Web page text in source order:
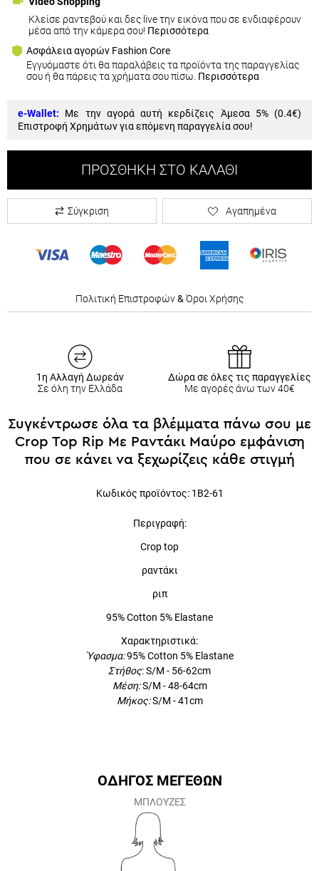
Κλείσε ραντεβού και δες live την εικόνα που σε ενδιαφέρουν
μέσα από την κάμερα σου! Περισσότερα
Ασφάλεια αγορών Fashion Core
Εγγυόμαστε ότι θα παραλάβεις τα προϊόντα της παραγγελίας
σου ή θα πάρεις τα χρήματα σου πίσω. Περισσότερα
e-Wallet: Με την αγορά αυτή κερδίζεις Άμεσα 5% (0.4€)
Επιστροφή Χρημάτων για επόμενη παραγγελία σου!
ΠΡΟΣΘΉΚΗ ΣΤΟ ΚΑΛΆΘΙ
Σύγκριση Αγαπημένα
Πολιτική Επιστροφών& Όροι Χρήσης
1η Αλλαγή Δωρεάν
Σε όλη την Ελλάδα
Δώρα σε όλες τις παραγγελίες
Με αγορές άνω των 40€
Συγκέντρωσε όλα τα βλέμματα πάνω σου με
Crop Top Rip Mε Ραντάκι Μαύρο εμφάνιση
που σε κάνει να ξεχωρίζεις κάθε στιγμή
Κωδικός προϊόντος: 1 B2-61
Περιγραφή:
Crop top
ραντάκι
ριπ
95% Cotton 5% Elastane
Χαρακτηριστικά:
Ύφασμα: 95% Cotton 5% Elastane
Στήθος:S/M - 56-62cm
Μέση:S/M - 48-64cm
Μήκος: S/M - 41cm
ΟΔΗΓΟΣ ΜΕΓΕΘΩΝ
ΜΠΛΟΥΖΕΣ